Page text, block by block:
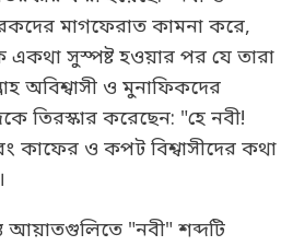
মাগফেরাত কামনা করে,
একথা সুস্পষ্ট হওয়ার পর যে তারা
অবিশ্বাসী ও মুনাফিকদের
তিরস্কার করেছেন: "হে নবী!
ও কপট বিশ্বাসীদের কথা
আয়াতগুলিতে "নবী" শব্দটি